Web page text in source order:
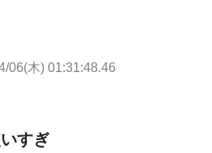
06(木) 01:31:48.46
すぎ